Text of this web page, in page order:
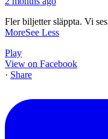
Fler biljetter släppta. Vi
MoreSee Less
Play
View on Facebook
· Share